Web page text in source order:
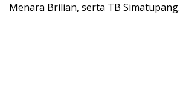
Menara Brilian, serta TB Simatupang.